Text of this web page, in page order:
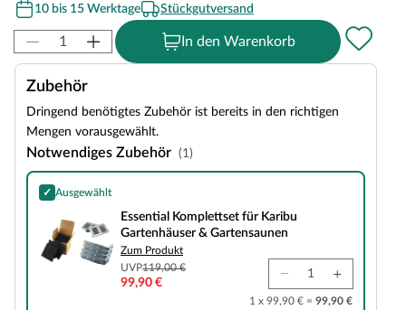
10 bis 15 Werktage
Stückgutversand
In den Warenkorb
Zubehör
Dringend benötigtes Zubehör ist bereits in den richtigen
Mengen vorausgewählt.
Notwendiges Zubehör (1)
✓ Ausgewählt
Essential Komplettset für Karibu Gartenhäuser & Gartensaunen
Essential Komplettset für Karibu
Gartenhäuser & Gartensaunen
Zum Produkt
UVP119,00 €
99,90 €
1 x 99,90 € = 99,90 €